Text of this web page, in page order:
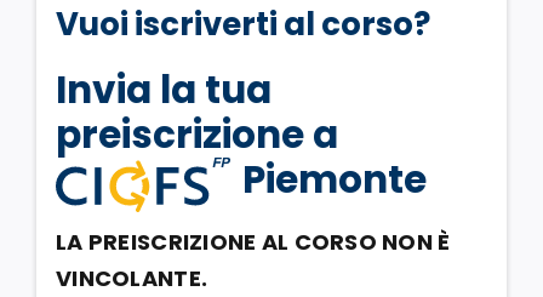
Vuoi iscriverti al corso?
Invia la tua
preiscrizione a
Piemonte
LA PREISCRIZIONE AL CORSO NON È
VINCOLANTE.